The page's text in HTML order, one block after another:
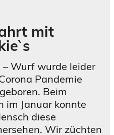
mit
– Wurf wurde leider
Pandemie
Beim
im Januar konnte
diese
Wir züchten